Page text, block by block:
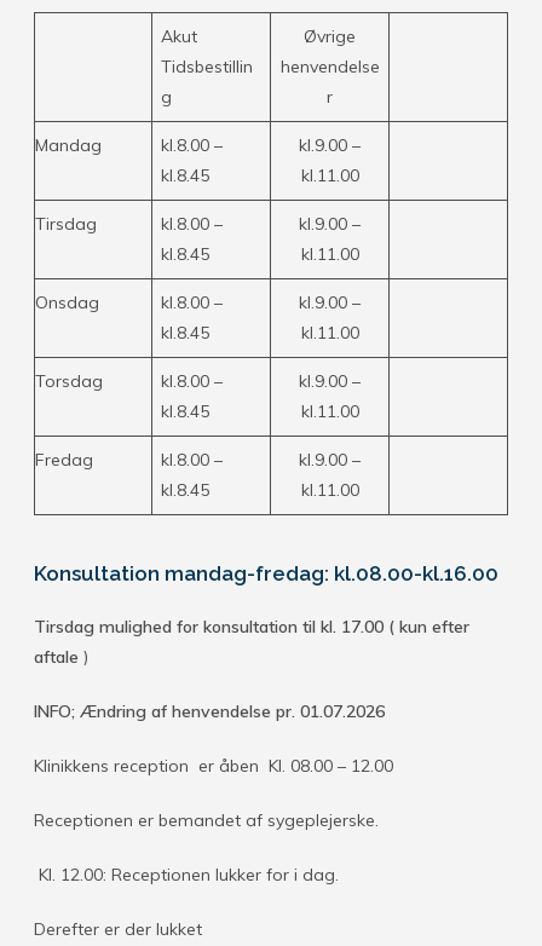
Akut
Tidsbestillin
g
Øvrige
henvendelse
r
Mandag
kl.8.00 –
kl.8.45
kl.9.00 –
kl.11.00
Tirsdag
kl.8.00 –
kl.8.45
kl.9.00 –
kl.11.00
Onsdag
kl.8.00 –
kl.8.45
kl.9.00 –
kl.11.00
Torsdag
kl.8.00 –
kl.8.45
kl.9.00 –
kl.11.00
Fredag
kl.8.00 –
kl.8.45
kl.9.00 –
kl.11.00
Konsultation mandag-fredag: kl.08.00-kl.16.00
Tirsdag mulighed for konsultation til kl. 17.00 ( kun efter
aftale )
INFO; Ændring af henvendelse pr. 01.07.2026
Klinikkens reception er åben Kl. 08.00 – 12.00
Receptionen er bemandet af sygeplejerske.
Kl. 12.00: Receptionen lukker for i dag.
Derefter er der lukket